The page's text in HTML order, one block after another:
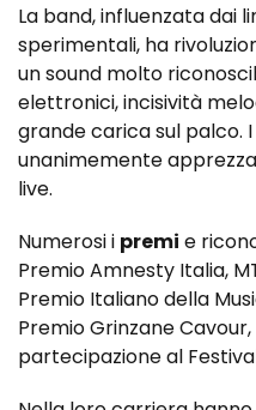
La band, influenzata dai
sperimentali, ha
un sound molto
elettronici, incisività
grande carica sul palco. I
unanimemente
live.
Numerosi i premi e
Premio Amnesty Italia,
Premio Italiano della
Premio Grinzane Cavour,
partecipazione al